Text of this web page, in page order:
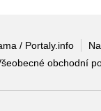
/ Portaly.info
obchodní